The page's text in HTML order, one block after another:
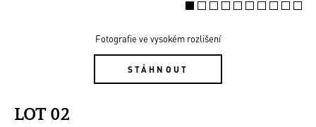
Fotografie ve vysokém rozlišení
STÁHNOUT
LOT 02